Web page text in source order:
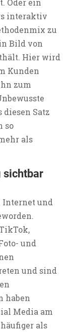
Oder ein
interaktiv
zu
Bild von
Hier wird
Kunden
zum
diesen Satz
so
als
sichtbar
Internet und
und
und sind
haben
Media am
als